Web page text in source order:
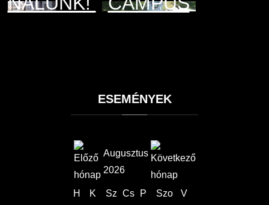
ESEMÉNYEK
Augusztus
2026
H K Sz Cs P Szo
V